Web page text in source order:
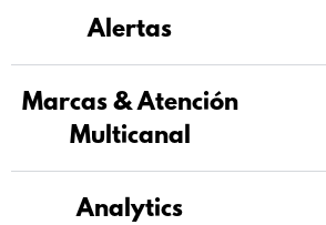
Alertas
Marcas & Atención
Multicanal
Analytics